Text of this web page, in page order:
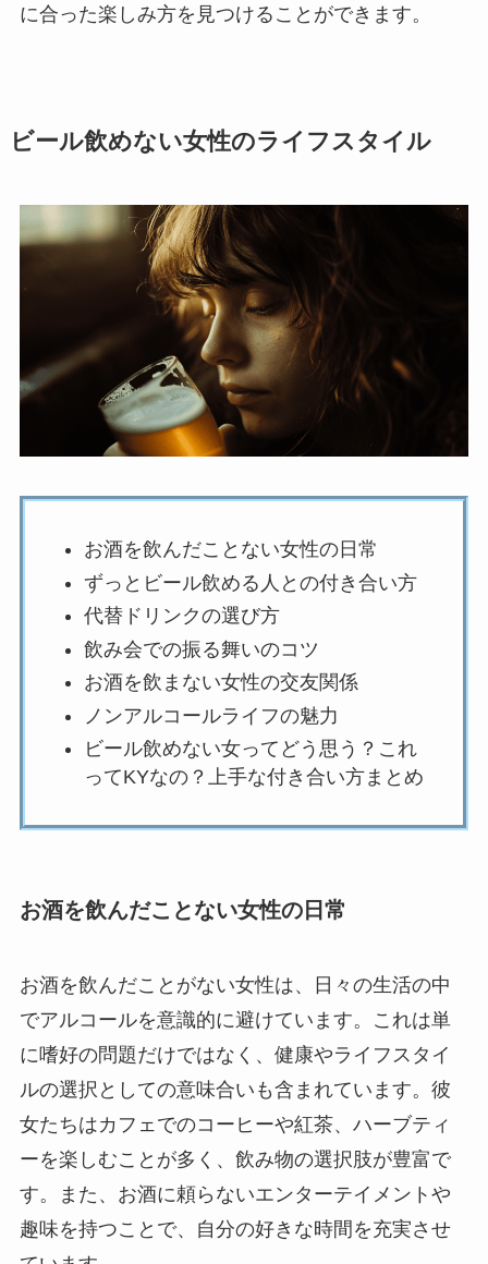
に合った楽しみ方を見つけることができます。
ビール飲めない女性のライフスタイル
お酒を飲んだことない女性の日常
ずっとビール飲める人との付き合い方
代替ドリンクの選び方
飲み会での振る舞いのコツ
お酒を飲まない女性の交友関係
ノンアルコールライフの魅力
ビール飲めない女ってどう思う？これ
ってKYなの？上手な付き合い方まとめ
お酒を飲んだことない女性の日常
お酒を飲んだことがない女性は、日々の生活の中
でアルコールを意識的に避けています。これは単
に嗜好の問題だけではなく、健康やライフスタイ
ルの選択としての意味合いも含まれています。彼
女たちはカフェでのコーヒーや紅茶、ハーブティ
ーを楽しむことが多く、飲み物の選択肢が豊富で
す。また、お酒に頼らないエンターテイメントや
趣味を持つことで、自分の好きな時間を充実させ